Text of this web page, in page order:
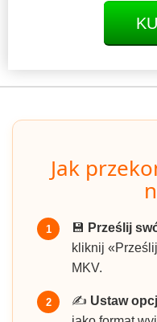
Jak
1 💾 Prześlij
kliknij
MKV.
2 ✍️ Ustaw